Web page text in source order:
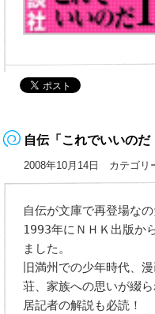
自伝「これでいいのだ
2008年10月14日 カテゴリ
自伝が文庫で再登場なの
1993年にＮＨＫ出版か
ました。
旧満州での少年時代、
荘、家族への思いが綴
居記者の解説も必読！